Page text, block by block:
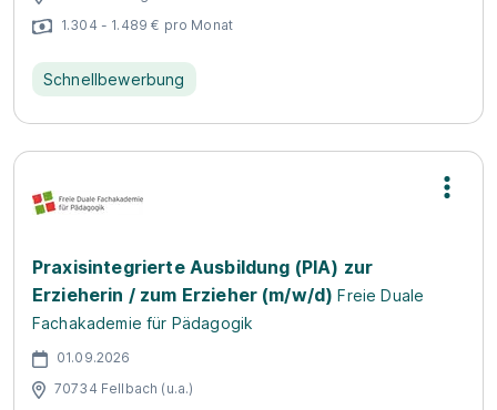
1.304 - 1.489 € pro Monat
Schnellbewerbung
Praxisintegrierte Ausbildung (PIA) zur
Erzieherin / zum Erzieher (m/w/d) Freie Duale
Fachakademie für Pädagogik
01.09.2026
70734 Fellbach (u.a.)